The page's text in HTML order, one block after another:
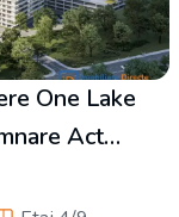
One Lake
Act